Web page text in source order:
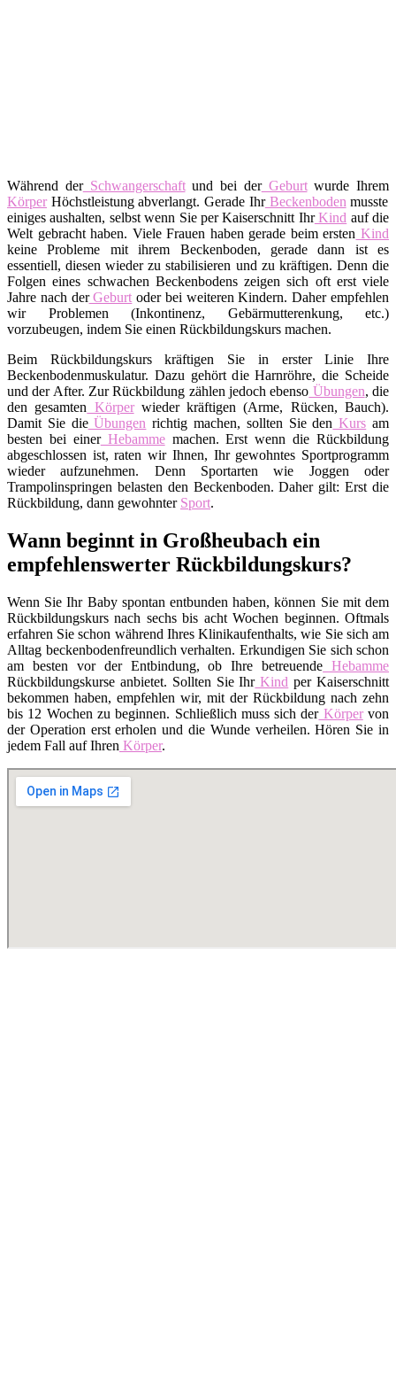
Während derSchwangerschaftund bei derGeburtwurde Ihrem
KörperHöchstleistung abverlangt. Gerade IhrBeckenboden musste
einiges aushalten, selbst wenn Sie per Kaiserschnitt IhrKind auf die
Welt gebracht haben. Viele Frauen haben gerade beim ersten Kind
keine Probleme mit ihrem Beckenboden, gerade dann ist es
essentiell, diesen wieder zu stabilisieren und zu kräftigen. Denn die
Folgen eines schwachen Beckenbodens zeigen sich oft erst viele
Jahre nach derGeburt oder bei weiteren Kindern. Daher empfehlen
wir Problemen (Inkontinenz, Gebärmutterenkung, etc.)
vorzubeugen, indem Sie einen Rückbildungskurs machen.
Beim Rückbildungskurs kräftigen Sie in erster Linie Ihre
Beckenbodenmuskulatur. Dazu gehört die Harnröhre, die Scheide
und der After. Zur Rückbildung zählen jedoch ebenso Übungen, die
den gesamten Körperwieder kräftigen (Arme, Rücken, Bauch).
Damit Sie dieÜbungen richtig machen, sollten Sie den Kurs am
besten bei einerHebammemachen. Erst wenn die Rückbildung
abgeschlossen ist, raten wir Ihnen, Ihr gewohntes Sportprogramm
wieder aufzunehmen. Denn Sportarten wie Joggen oder
Trampolinspringen belasten den Beckenboden. Daher gilt: Erst die
Rückbildung, dann gewohnter Sport.
Wann beginnt in Großheubach ein
empfehlenswerter Rückbildungskurs?
Wenn Sie Ihr Baby spontan entbunden haben, können Sie mit dem
Rückbildungskurs nach sechs bis acht Wochen beginnen. Oftmals
erfahren Sie schon während Ihres Klinikaufenthalts, wie Sie sich am
Alltag beckenbodenfreundlich verhalten. Erkundigen Sie sich schon
am besten vor der Entbindung, ob Ihre betreuende Hebamme
Rückbildungskurse anbietet. Sollten Sie IhrKind per Kaiserschnitt
bekommen haben, empfehlen wir, mit der Rückbildung nach zehn
bis 12 Wochen zu beginnen. Schließlich muss sich derKörpervon
der Operation erst erholen und die Wunde verheilen. Hören Sie in
jedem Fall auf Ihren Körper.